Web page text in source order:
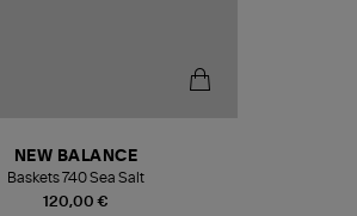
120,00 €
NEW BALANCE
Baskets 740 Sea Salt